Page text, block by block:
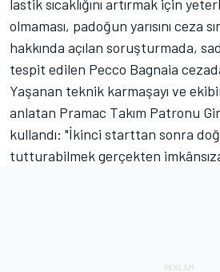
lastik sıcaklığını artırmak için
olmaması, padoğun yarısını ceza
hakkında açılan soruşturmada,
tespit edilen Pecco Bagnaia
Yaşanan teknik karmaşayı ve
anlatan Pramac Takım Patronu
kullandı: "İkinci starttan sonra
tutturabilmek gerçekten imkânsıza